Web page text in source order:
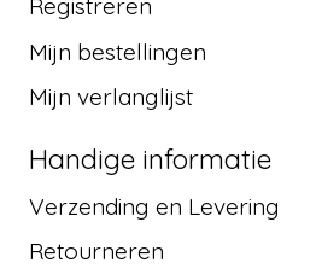
Registreren
Mijn bestellingen
Mijn verlanglijst
Handige informatie
Verzending en Levering
Retourneren